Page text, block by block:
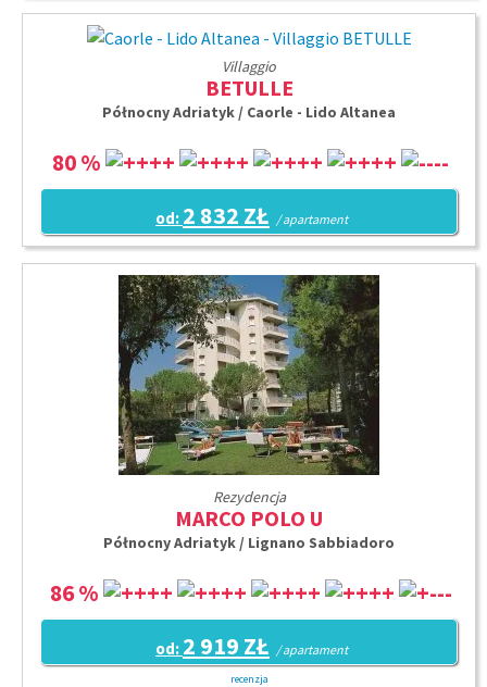
Villaggio
BETULLE
Północny Adriatyk / Caorle - Lido Altanea
80 %
od: 2 832 ZŁ / apartament
Rezydencja
MARCO POLO U
Północny Adriatyk / Lignano Sabbiadoro
86 %
od: 2 919 ZŁ / apartament
recenzja